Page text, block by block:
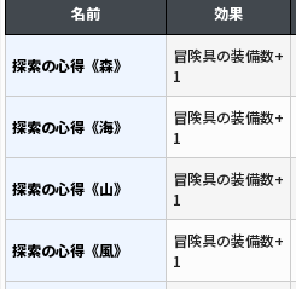
名前 効果
探索の心得《森》
冒険具の装備数+
1
探索の心得《海》
冒険具の装備数+
1
探索の心得《山》
冒険具の装備数+
1
探索の心得《風》
冒険具の装備数+
1